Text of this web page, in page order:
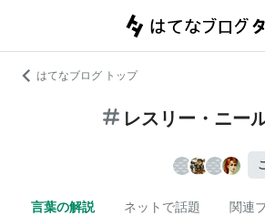
はてなブログ トップ
レスリー・ニー
言葉の解説 ネットで話題 関連